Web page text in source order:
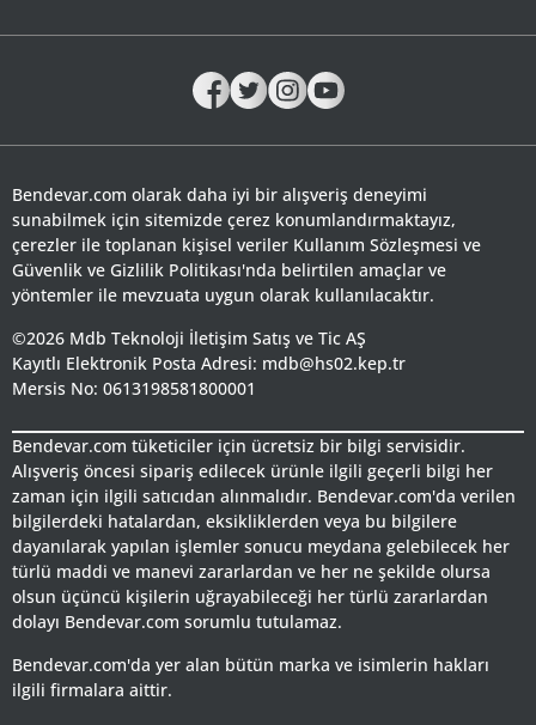
Bendevar.com olarak daha iyi bir alışveriş deneyimi
sunabilmek için sitemizde çerez konumlandırmaktayız,
çerezler ile toplanan kişisel veriler Kullanım Sözleşmesi ve
Güvenlik ve Gizlilik Politikası'nda belirtilen amaçlar ve
yöntemler ile mevzuata uygun olarak kullanılacaktır.
©2026 Mdb Teknoloji İletişim Satış ve Tic AŞ
Kayıtlı Elektronik Posta Adresi: mdb@hs02.kep.tr
Mersis No: 0613198581800001
Bendevar.com tüketiciler için ücretsiz bir bilgi servisidir.
Alışveriş öncesi sipariş edilecek ürünle ilgili geçerli bilgi her
zaman için ilgili satıcıdan alınmalıdır. Bendevar.com'da verilen
bilgilerdeki hatalardan, eksikliklerden veya bu bilgilere
dayanılarak yapılan işlemler sonucu meydana gelebilecek her
türlü maddi ve manevi zararlardan ve her ne şekilde olursa
olsun üçüncü kişilerin uğrayabileceği her türlü zararlardan
dolayı Bendevar.com sorumlu tutulamaz.
Bendevar.com'da yer alan bütün marka ve isimlerin hakları
ilgili firmalara aittir.